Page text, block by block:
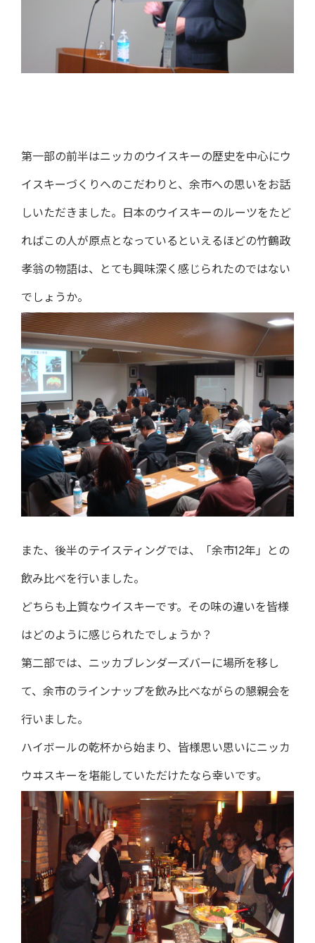
第一部の前半はニッカのウイスキーの歴史を中心にウ
イスキーづくりへのこだわりと、余市への思いをお話
しいただきました。日本のウイスキーのルーツをたど
ればこの人が原点となっているといえるほどの竹鶴政
孝翁の物語は、とても興味深く感じられたのではない
でしょうか。
また、後半のテイスティングでは、「余市12年」との
飲み比べを行いました。
どちらも上質なウイスキーです。その味の違いを皆様
はどのように感じられたでしょうか？
第二部では、ニッカブレンダーズバーに場所を移し
て、余市のラインナップを飲み比べながらの懇親会を
行いました。
ハイボールの乾杯から始まり、皆様思い思いにニッカ
ウヰスキーを堪能していただけたなら幸いです。